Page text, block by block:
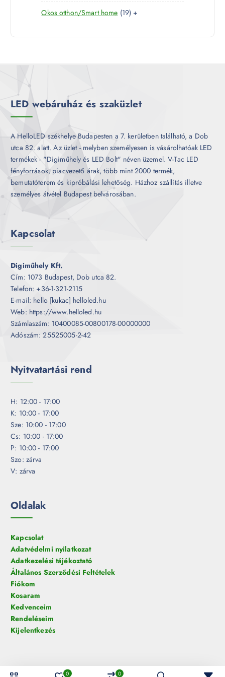
k
m
e
r
é
t
r
Okos otthon/Smart home 191
t
+
LED webáruház és szaküzlet
A HelloLED székhelye Budapesten a 7. kerületben található, a Dob
utca 82. alatt. Az üzlet - melyben személyesen is vásárolhatóak LED
termékek - "Digiműhely és LED Bolt" néven üzemel. V-Tac LED
fényforrások, piacvezető árak, több mint 2000 termék,
bemutatóterem és kipróbálási lehetőség. Házhoz szállítás illetve
személyes átvétel Budapest belvárosában.
Kapcsolat
Digiműhely Kft.
Cím: 1073 Budapest, Dob utca 82.
Telefon: +36-1-321-2115
E-mail: hello [kukac] helloled.hu
Web: https://www.helloled.hu
Számlaszám: 10400085-00800178-00000000
Adószám: 25525005-2-42
Nyitvatartási rend
H: 12:00 - 17:00
K: 10:00 - 17:00
Sze: 10:00 - 17:00
Cs: 10:00 - 17:00
P: 10:00 - 17:00
Szo: zárva
V: zárva
Oldalak
Kapcsolat
Adatvédelmi nyilatkozat
Adatkezelési tájékoztató
Általános Szerződési Feltételek
Fiókom
Kosaram
Kedvenceim
Rendeléseim
Kijelentkezés
0 0